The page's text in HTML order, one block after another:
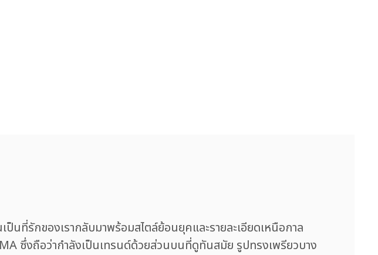
ป็นที่รักของเรากลับมาพร้อมสไตล์ย้อนยุคและรายละเอียดเหนือกาล
ซึ่งถือว่ากำลังเป็นเทรนด์ด้วยส่วนบนที่ดูทันสมัย รูปทรงเพรียวบาง